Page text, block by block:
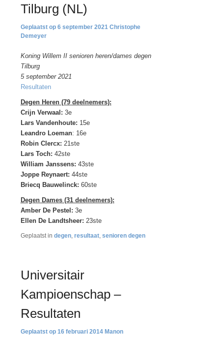
Tilburg (NL)
6 september 2021 Christophe
Demeyer
Koning Willem II senioren heren/dames degen
Tilburg
5 september 2021
Resultaten
Degen Heren (79 deelnemers):
Crijn Verwaal: 3e
Lars Vandenhoute: 15e
Leandro Loeman: 16e
Robin Clercx: 21ste
Lars Toch: 42ste
William Janssens: 43ste
Joppe Reynaert: 44ste
Briecq Bauwelinck: 60ste
Degen Dames (31 deelnemers):
Amber De Pestel: 3e
Ellen De Landtsheer: 23ste
Geplaatst in degen, resultaat, senioren degen
Universitair
Kampioenschap –
Resultaten
16 februari 2014 Manon